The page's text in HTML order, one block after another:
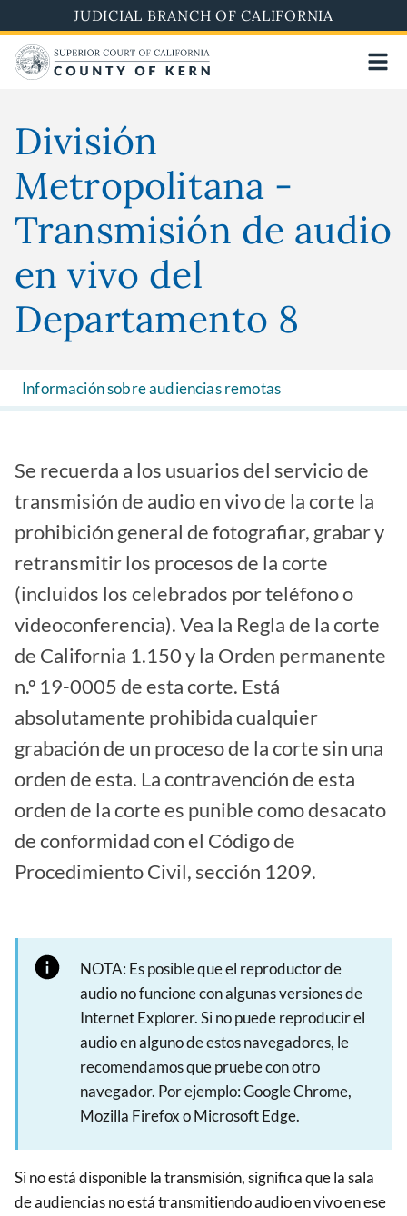
to
main
content
JUDICIAL BRANCH OF CALIFORNIA
División
Metropolitana -
Transmisión de audio
en vivo del
Departamento 8
Información sobre audiencias remotas
Se recuerda a los usuarios del servicio de
transmisión de audio en vivo de la corte la
prohibición general de fotografiar, grabar y
retransmitir los procesos de la corte
(incluidos los celebrados por teléfono o
videoconferencia). Vea la Regla de la corte
de California 1.150 y la Orden permanente
n.º 19-0005 de esta corte. Está
absolutamente prohibida cualquier
grabación de un proceso de la corte sin una
orden de esta. La contravención de esta
orden de la corte es punible como desacato
de conformidad con el Código de
Procedimiento Civil, sección 1209.
NOTA: Es posible que el reproductor de
audio no funcione con algunas versiones de
Internet Explorer. Si no puede reproducir el
audio en alguno de estos navegadores, le
recomendamos que pruebe con otro
navegador. Por ejemplo: Google Chrome,
Mozilla Firefox o Microsoft Edge.
Si no está disponible la transmisión, significa que la sala
de audiencias no está transmitiendo audio en vivo en ese